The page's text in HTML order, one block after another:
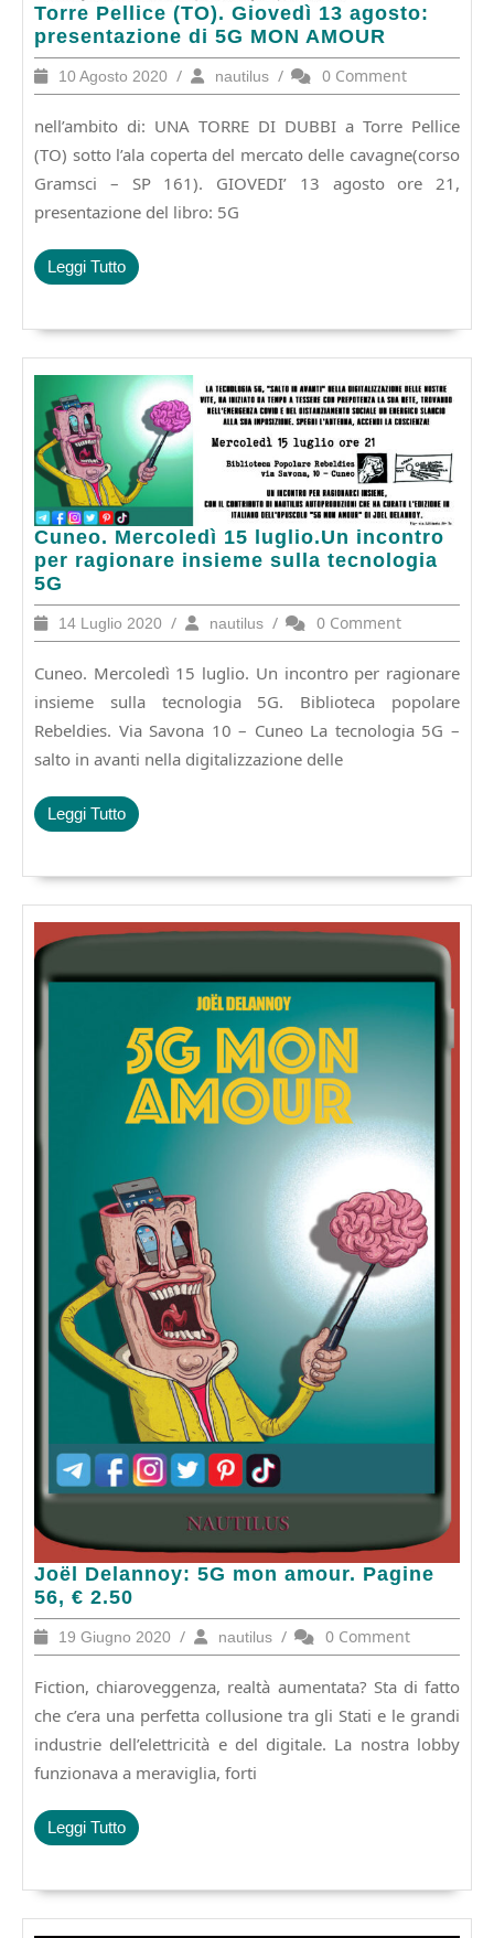
Torre Pellice (TO). Giovedì 13 agosto:
presentazione di 5G MON AMOUR
Torre
Pellice
(TO).
Giovedì
agosto:
presentazione
di
MON
AMOUR
10 Agosto 2020 10
Agosto
2020
/ nautilusnautilus
/ 0 Comment
nell’ambito di: UNA TORRE DI DUBBI a Torre Pellice
(TO) sotto l’ala coperta del mercato delle cavagne(corso
Gramsci – SP 161). GIOVEDI’ 13 agosto ore 21,
presentazione del libro: 5G
Leggi TuttoLeggi
Tutto
Cuneo. Mercoledì 15 luglio.Un incontro
per ragionare insieme sulla tecnologia
5G
Cuneo.
Mercoledì
15
luglio.Un
incontro
ragionare
insieme
sulla
tecnologia
5G
14 Luglio 2020 14
Luglio
2020
/ nautilusnautilus
/ 0 Comment
Cuneo. Mercoledì 15 luglio. Un incontro per ragionare
insieme sulla tecnologia 5G. Biblioteca popolare
Rebeldies. Via Savona 10 – Cuneo La tecnologia 5G –
salto in avanti nella digitalizzazione delle
Leggi TuttoLeggi
Tutto
Joël Delannoy: 5G mon amour. Pagine
56, € 2.50
Joël
Delannoy:
5G
mon
Pagine
56,
€
19 Giugno 2020 19
Giugno
2020
/ nautilusnautilus
/ 0 Comment
Fiction, chiaroveggenza, realtà aumentata? Sta di fatto
che c’era una perfetta collusione tra gli Stati e le grandi
industrie dell’elettricità e del digitale. La nostra lobby
funzionava a meraviglia, forti
Leggi TuttoLeggi
Tutto